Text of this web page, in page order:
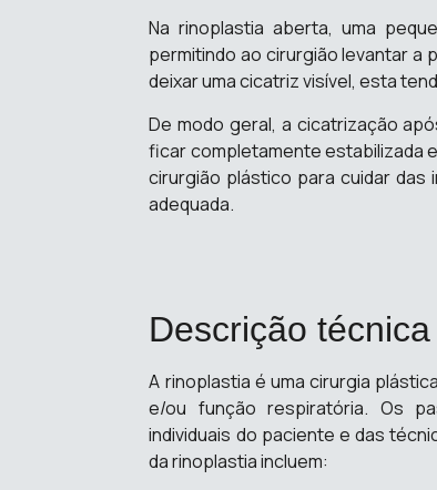
Na rinoplastia aberta, uma
permitindo ao cirurgião levantar a
deixar uma cicatriz visível, esta
De modo geral, a cicatrização
ficar completamente estabilizada
cirurgião plástico para cuidar das
adequada.
Descrição técnica
A rinoplastia é uma cirurgia
e/ou função respiratória. Os
individuais do paciente e das
da rinoplastia incluem: